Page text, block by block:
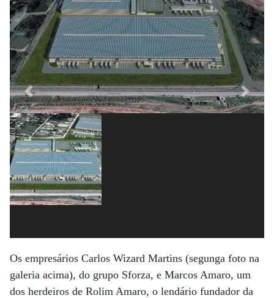
Previous Next
Os empresários Carlos Wizard Martins (segunga foto na
galeria acima), do grupo Sforza, e Marcos Amaro, um
dos herdeiros de Rolim Amaro, o lendário fundador da